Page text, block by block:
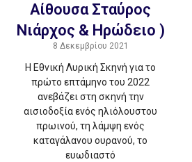
Αίθουσα Σταύρος
Νιάρχος & Ηρώδειο )
8 Δεκεμβρίου 2021
Η Εθνική Λυρική Σκηνή για το
πρώτο επτάμηνο του 2022
ανεβάζει στη σκηνή την
αισιοδοξία ενός ηλιόλουστου
πρωινού, τη λάμψη ενός
καταγάλανου ουρανού, το
ευωδιαστό